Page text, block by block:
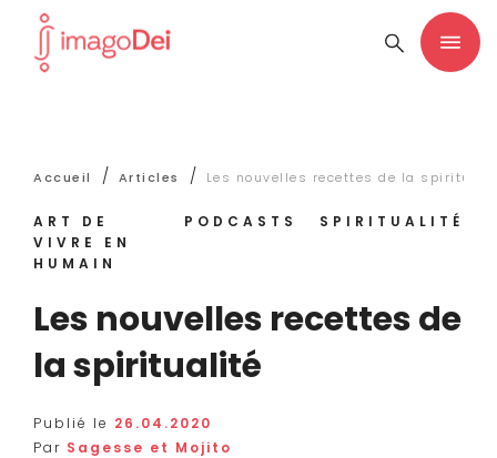
Accueil / Articles / Les nouvelles recettes de la
ART DE
VIVRE EN
HUMAIN
PODCASTS SPIRITUALITÉ
Les nouvelles recettes de
la spiritualité
Publié le 26.04.2020
Par Sagesse et Mojito